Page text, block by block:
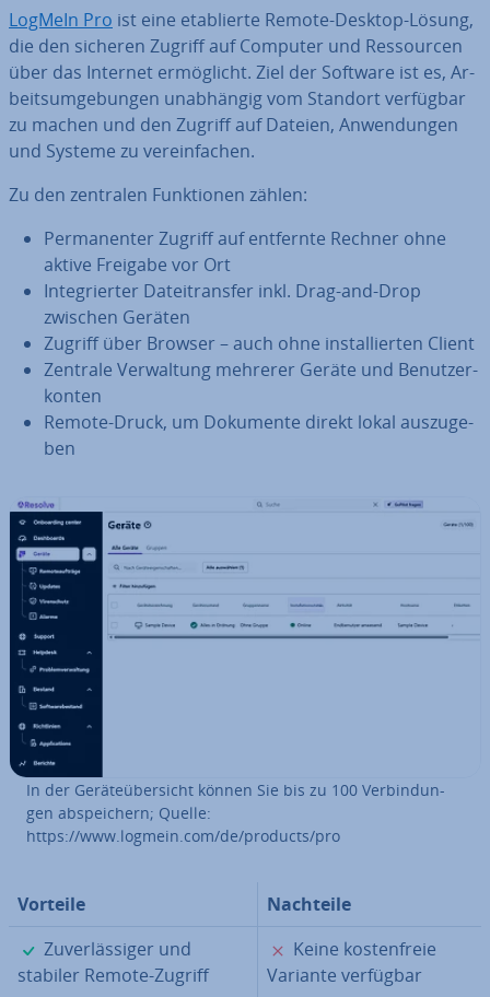
LogMeIn Pro ist eine eta­blier­te Remote-Desktop-Lösung,
die den sicheren Zugriff auf Computer und Res­sour­cen
über das Internet er­mög­licht. Ziel der Software ist es, Ar­
beits­um­ge­bun­gen un­ab­hän­gig vom Standort verfügbar
zu machen und den Zugriff auf Dateien, An­wen­dun­gen
und Systeme zu ver­ein­fa­chen.
Zu den zentralen Funk­tio­nen zählen:
Per­ma­nen­ter Zugriff auf entfernte Rechner ohne
aktive Freigabe vor Ort
In­te­grier­ter Da­tei­trans­fer inkl. Drag-and-Drop
zwischen Geräten
Zugriff über Browser – auch ohne in­stal­lier­ten Client
Zentrale Ver­wal­tung mehrerer Geräte und Be­nut­zer­
kon­ten
Remote-Druck, um Dokumente direkt lokal aus­zu­ge­
ben
In der Ge­rä­te­über­sicht können Sie bis zu 100 Ver­bin­dun­
gen ab­spei­chern; Quelle:
https://www.logmein.com/de/products/pro
Vorteile
Nachteile
✓
Zu­ver­läs­si­ger und
stabiler Remote-Zugriff
✗
Keine kos­ten­freie
Variante verfügbar